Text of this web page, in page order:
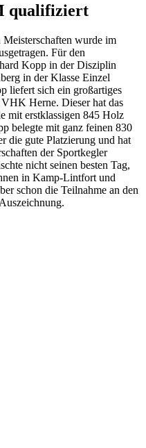
qualifiziert
Meisterschaften wurde im
Für den
Kopp in der Disziplin
in der Klasse Einzel
liefert sich ein großartiges
Herne. Dieser hat das
mit erstklassigen 845 Holz
belegte mit ganz feinen 830
die gute Platzierung und hat
der Sportkegler
nicht seinen besten Tag,
in Kamp-Lintfort und
schon die Teilnahme an den